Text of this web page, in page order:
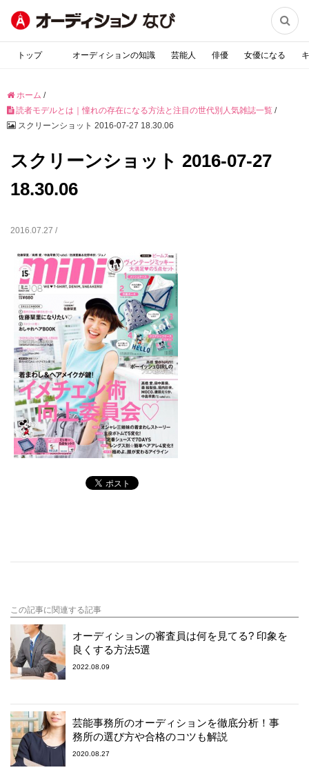

トップ オーディションの知識 芸能人 俳優 女優になる
ホーム /
読者モデルとは｜憧れの存在になる方法と注目の世代別人気雑誌一覧 /
スクリーンショット 2016-07-27 18.30.06
スクリーンショット 2016-07-27
18.30.06
2016.07.27 /
この記事に関連する記事
オーディションの審査員は何を見てる? 印象を
良くする方法5選
2022.08.09
芸能事務所のオーディションを徹底分析！事
務所の選び方や合格のコツも解説
2020.08.27